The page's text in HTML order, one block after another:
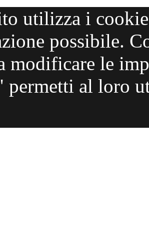
utilizza i
possibile.
modificare le
permetti al loro